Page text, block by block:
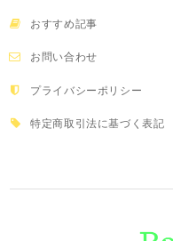
おすすめ記事
お問い合わせ
プライバシーポリシー
特定商取引法に基づく表記